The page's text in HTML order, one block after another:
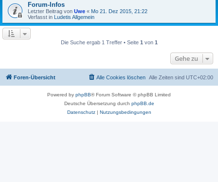
Forum-Infos
Letzter Beitrag von Uwe « Mo 21. Dez 2015, 21:22
Verfasst in Ludetis Allgemein
Die Suche ergab 1 Treffer • Seite 1 von 1
Gehe zu
Foren-Übersicht Alle Zeiten sind UTC+02:00
Alle Cookies löschen
Powered by phpBB® Forum Software © phpBB Limited
Deutsche Übersetzung durch phpBB.de
Datenschutz| Nutzungsbedingungen